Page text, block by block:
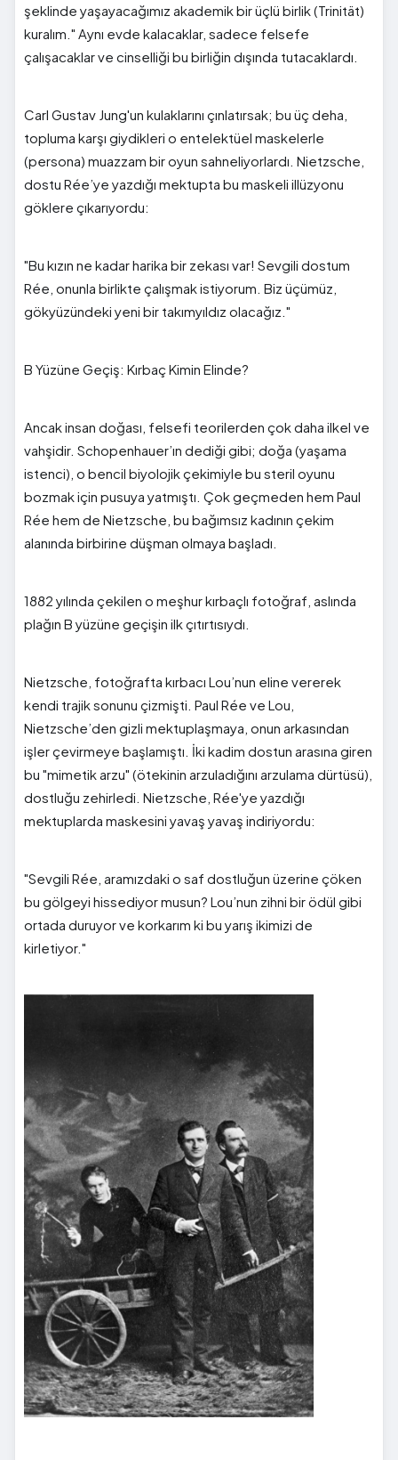
şeklinde yaşayacağımız akademik bir üçlü birlik (Trinität)
kuralım." Aynı evde kalacaklar, sadece felsefe
çalışacaklar ve cinselliği bu birliğin dışında tutacaklardı.
Carl Gustav Jung'un kulaklarını çınlatırsak; bu üç deha,
topluma karşı giydikleri o entelektüel maskelerle
(persona) muazzam bir oyun sahneliyorlardı. Nietzsche,
dostu Rée’ye yazdığı mektupta bu maskeli illüzyonu
göklere çıkarıyordu:
"Bu kızın ne kadar harika bir zekası var! Sevgili dostum
Rée, onunla birlikte çalışmak istiyorum. Biz üçümüz,
gökyüzündeki yeni bir takımyıldız olacağız."
B Yüzüne Geçiş: Kırbaç Kimin Elinde?
Ancak insan doğası, felsefi teorilerden çok daha ilkel ve
vahşidir. Schopenhauer’ın dediği gibi; doğa (yaşama
istenci), o bencil biyolojik çekimiyle bu steril oyunu
bozmak için pusuya yatmıştı. Çok geçmeden hem Paul
Rée hem de Nietzsche, bu bağımsız kadının çekim
alanında birbirine düşman olmaya başladı.
1882 yılında çekilen o meşhur kırbaçlı fotoğraf, aslında
plağın B yüzüne geçişin ilk çıtırtısıydı.
Nietzsche, fotoğrafta kırbacı Lou’nun eline vererek
kendi trajik sonunu çizmişti. Paul Rée ve Lou,
Nietzsche’den gizli mektuplaşmaya, onun arkasından
işler çevirmeye başlamıştı. İki kadim dostun arasına giren
bu "mimetik arzu" (ötekinin arzuladığını arzulama dürtüsü),
dostluğu zehirledi. Nietzsche, Rée'ye yazdığı
mektuplarda maskesini yavaş yavaş indiriyordu:
"Sevgili Rée, aramızdaki o saf dostluğun üzerine çöken
bu gölgeyi hissediyor musun? Lou’nun zihni bir ödül gibi
ortada duruyor ve korkarım ki bu yarış ikimizi de
kirletiyor."